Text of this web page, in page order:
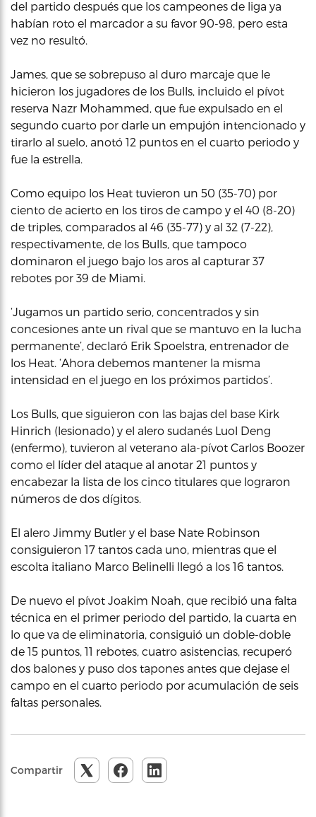
del partido después que los campeones de liga ya
habían roto el marcador a su favor 90-98, pero esta
vez no resultó.
James, que se sobrepuso al duro marcaje que le
hicieron los jugadores de los Bulls, incluido el pívot
reserva Nazr Mohammed, que fue expulsado en el
segundo cuarto por darle un empujón intencionado y
tirarlo al suelo, anotó 12 puntos en el cuarto periodo y
fue la estrella.
Como equipo los Heat tuvieron un 50 (35-70) por
ciento de acierto en los tiros de campo y el 40 (8-20)
de triples, comparados al 46 (35-77) y al 32 (7-22),
respectivamente, de los Bulls, que tampoco
dominaron el juego bajo los aros al capturar 37
rebotes por 39 de Miami.
‘Jugamos un partido serio, concentrados y sin
concesiones ante un rival que se mantuvo en la lucha
permanente’, declaró Erik Spoelstra, entrenador de
los Heat. ‘Ahora debemos mantener la misma
intensidad en el juego en los próximos partidos’.
Los Bulls, que siguieron con las bajas del base Kirk
Hinrich (lesionado) y el alero sudanés Luol Deng
(enfermo), tuvieron al veterano ala-pívot Carlos Boozer
como el líder del ataque al anotar 21 puntos y
encabezar la lista de los cinco titulares que lograron
números de dos dígitos.
El alero Jimmy Butler y el base Nate Robinson
consiguieron 17 tantos cada uno, mientras que el
escolta italiano Marco Belinelli llegó a los 16 tantos.
De nuevo el pívot Joakim Noah, que recibió una falta
técnica en el primer periodo del partido, la cuarta en
lo que va de eliminatoria, consiguió un doble-doble
de 15 puntos, 11 rebotes, cuatro asistencias, recuperó
dos balones y puso dos tapones antes que dejase el
campo en el cuarto periodo por acumulación de seis
faltas personales.
Compartir